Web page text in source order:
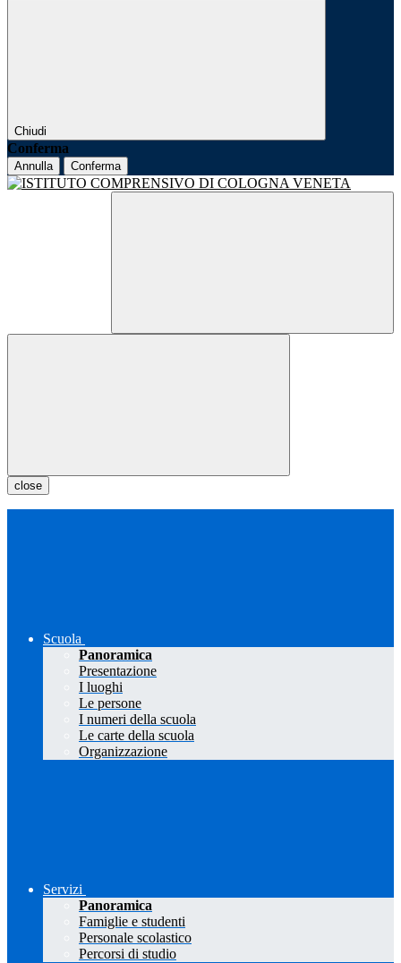
Chiudi
Conferma
Annulla Conferma
close
Scuola
Panoramica
Presentazione
I luoghi
Le persone
I numeri della scuola
Le carte della scuola
Organizzazione
Servizi
Panoramica
Famiglie e studenti
Personale scolastico
Percorsi di studio